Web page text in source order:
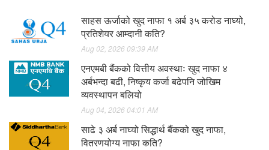
साहस ऊर्जाको खुद नाफा १ अर्ब ३५ करोड नाघ्यो,
प्रतिशेयर आम्दानी कति?
Aug 02, 2026 09:39 AM
एनएमबी बैंकको वित्तीय अवस्थाः खुद नाफा ४
अर्बभन्दा बढी, निष्कृय कर्जा बढेपनि जोखिम
व्यवस्थापन बलियो
Aug 04, 2026 04:01 AM
साढे ३ अर्ब नाघ्यो सिद्धार्थ बैंकको खुद नाफा,
वितरणयोग्य नाफा कति?